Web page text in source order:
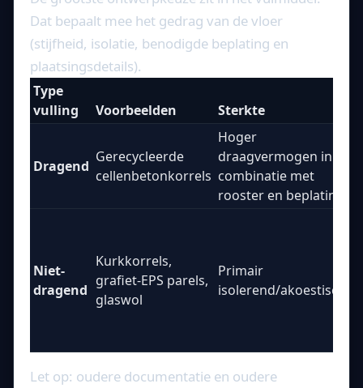
Dat bepaalt mee het gedrag van de vloer
(stijfheid, isolatie, benodigde beplating en
plaatsingsdetails).
Type
vulling
Voorbeelden Sterkte
Dragend
Gerecycleerde
cellenbetonkorrels
Hoger
draagvermogen in
combinatie met
rooster en beplating
Niet-
dragend
Kurkkorrels,
grafiet-EPS parels,
glaswol
Primair
isolerend/akoestisch
Let op: oudere documentatie en oudere